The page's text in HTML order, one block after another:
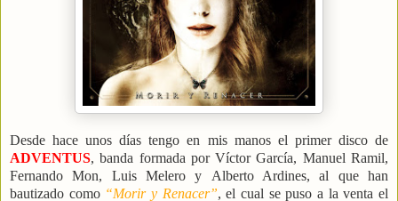
Desde hace unos días tengo en mis manos el primer disco de
ADVENTUS, banda formada por Víctor García, Manuel Ramil,
Fernando Mon, Luis Melero y Alberto Ardines, al que han
bautizado como “Morir y Renacer”, el cual se puso a la venta el